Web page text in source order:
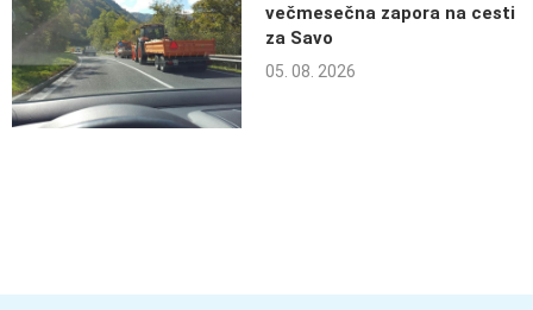
večmesečna zapora na cesti
za Savo
05. 08. 2026